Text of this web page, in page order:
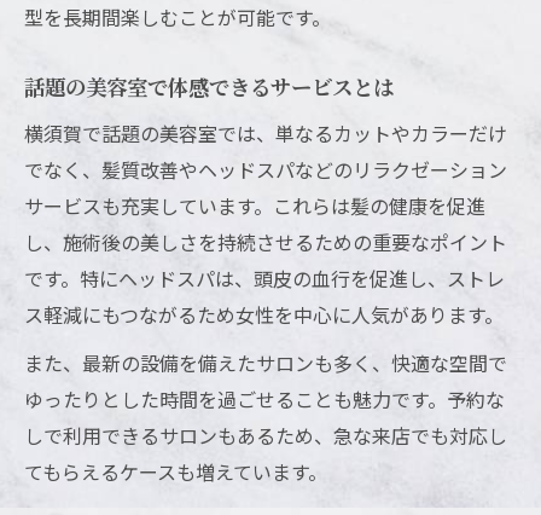
型を長期間楽しむことが可能です。
話題の美容室で体感できるサービスとは
横須賀で話題の美容室では、単なるカットやカラーだけ
でなく、髪質改善やヘッドスパなどのリラクゼーション
サービスも充実しています。これらは髪の健康を促進
し、施術後の美しさを持続させるための重要なポイント
です。特にヘッドスパは、頭皮の血行を促進し、ストレ
ス軽減にもつながるため女性を中心に人気があります。
また、最新の設備を備えたサロンも多く、快適な空間で
ゆったりとした時間を過ごせることも魅力です。予約な
しで利用できるサロンもあるため、急な来店でも対応し
てもらえるケースも増えています。